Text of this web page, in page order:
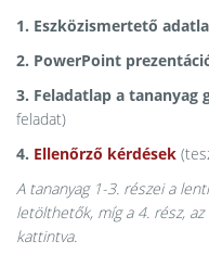
1. Eszközismertető
2. PowerPoint
3. Feladatlap a
feladat)
4. Ellenőrző kérdések
A tananyag 1-3. részei a
letölthetők, míg a 4. rész,
kattintva.